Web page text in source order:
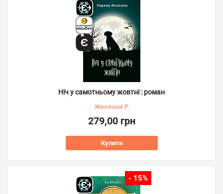
Ніч у самотньому жовтні : роман
Желязни Р.
279,00 грн
Купити
- 15%